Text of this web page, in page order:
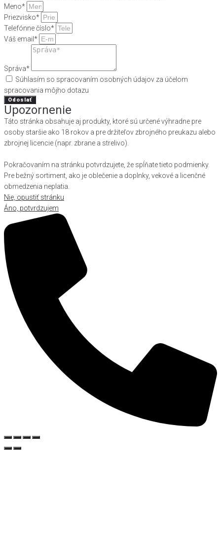
Meno*
Priezvisko*
Telefónne číslo*
Váš email*
Správa*
Súhlasím so spracovaním osobných údajov za účelom
spracovania môjho dotazu
Odoslať
Upozornenie
Táto stránka obsahuje aj produkty, ktoré sú určené výhradne pre
osoby staršie ako 18 rokov a pre držiteľov zbrojného preukazu alebo
zbrojnej licencie (napr. zbrane a strelivo).
Pokračovaním na stránku potvrdzujete, že spĺňate tieto podmienky.
Pre bežný sortiment, ako je oblečenie a doplnky, vekové a licenčné
obmedzenia neplatia.
Nie, opustiť stránku
Áno, potvrdzujem